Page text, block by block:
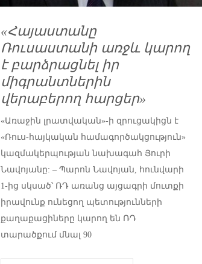
«Հայաստանը
Ռուսաստանի առջև կարող
է բարձրացնել իր
միգրանտներին
վերաբերող հարցեր»
«Առաջին լրատվական»-ի զրուցակիցն է
«Ռուս-հայկական համագործակցություն»
կազմակերպության նախագահ Յուրի
Նավոյանը: – Պարոն Նավոյան, հունվարի
1-ից սկսած՝ ՌԴ առանց այցագրի մուտքի
իրավունք ունեցող պետությունների
քաղաքացիները կարող են ՌԴ
տարածքում մնալ 90